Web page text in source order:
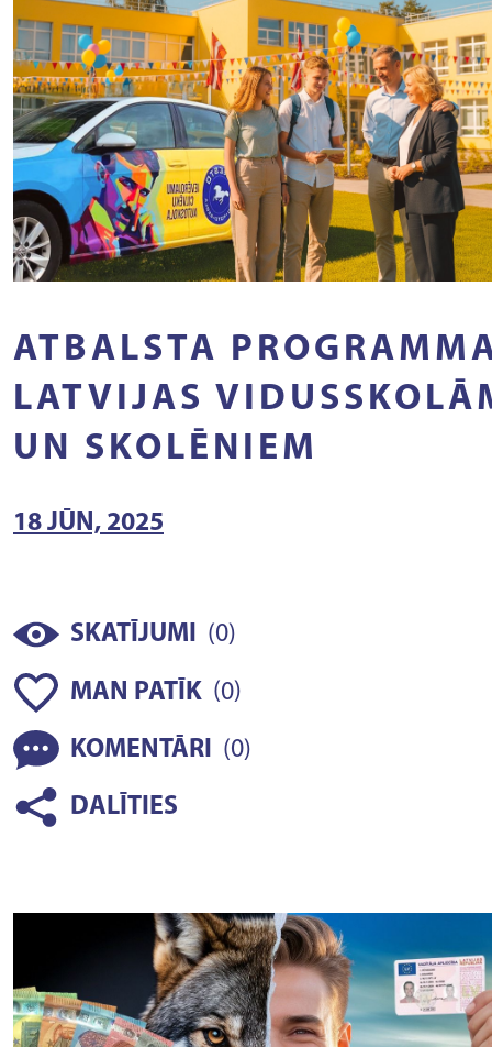
ATBALSTA
LATVIJAS
UN SKOLĒNIEM
18 JŪN, 2025
SKATĪJUMI (0)
MAN PATĪK (0)
KOMENTĀRI (0)
DALĪTIES